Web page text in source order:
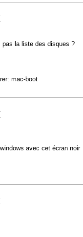
pas la liste des disques ?
mac-boot
avec cet écran noir